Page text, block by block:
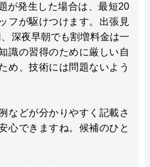
が発生した場合は、最短20
フが駆けつけます。出張見
深夜早朝でも割増料金は一
識の習得のために厳しい自
め、技術には問題ないよう
などが分かりやすく記載さ
心できますね。候補のひと